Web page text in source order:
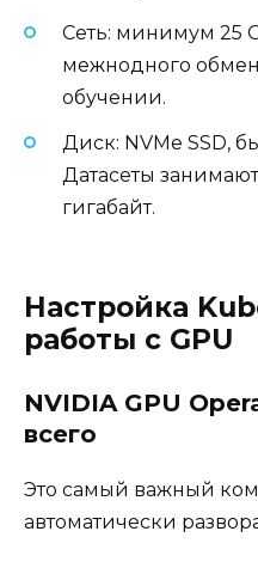
Сеть: минимум 25
межнодного
обучении.
Диск: NVMe SSD,
Датасеты
гигабайт.
Настройка
работы с GPU
NVIDIA GPU
всего
Это самый важный
автоматически